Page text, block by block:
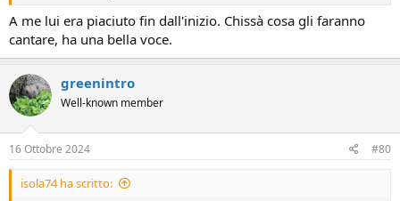
A me lui era piaciuto fin dall'inizio. Chissà cosa gli faranno
cantare, ha una bella voce.
greenintro
Well-known member
16 Ottobre 2024 #80
isola74 ha scritto: